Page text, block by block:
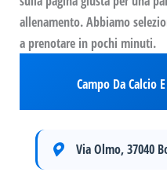
allenamento. Abbiamo
a prenotare in pochi minuti.
Campo Da Calcio
Via Olmo, 37040